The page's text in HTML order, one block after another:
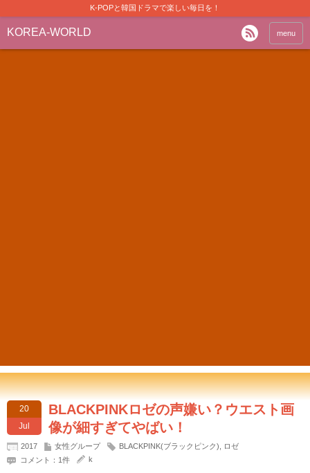
K-POPと韓国ドラマで楽しい毎日を！
KOREA-WORLD menu
20
Jul
BLACKPINKロゼの声嫌い？ウエスト画
像が細すぎてやばい！
2017 女性グループ BLACKPINK(ブラックピンク)
ロゼ
コメント：1件
k